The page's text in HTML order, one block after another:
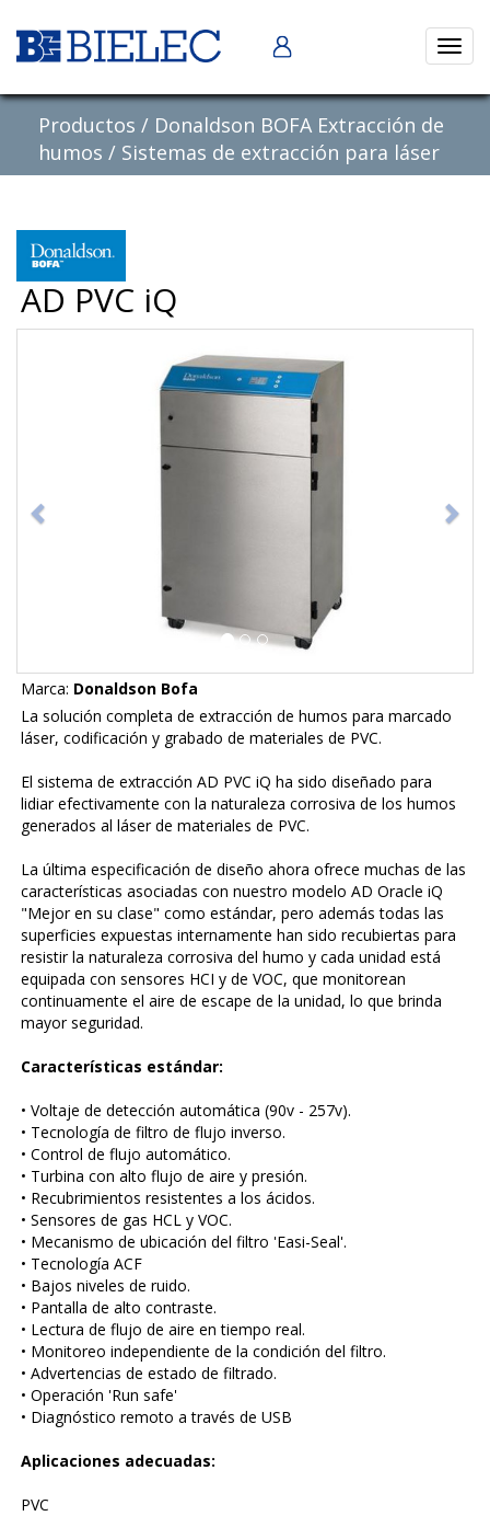
Abrir
Productos / Donaldson BOFA Extracción de
humos / Sistemas de extracción para láser
AD PVC iQ
Marca: Donaldson Bofa
La solución completa de extracción de humos para marcado
láser, codificación y grabado de materiales de PVC.
El sistema de extracción AD PVC iQ ha sido diseñado para
lidiar efectivamente con la naturaleza corrosiva de los humos
generados al láser de materiales de PVC.
La última especificación de diseño ahora ofrece muchas de las
características asociadas con nuestro modelo AD Oracle iQ
"Mejor en su clase" como estándar, pero además todas las
superficies expuestas internamente han sido recubiertas para
resistir la naturaleza corrosiva del humo y cada unidad está
equipada con sensores HCI y de VOC, que monitorean
continuamente el aire de escape de la unidad, lo que brinda
mayor seguridad.
Características estándar:
• Voltaje de detección automática (90v - 257v).
• Tecnología de filtro de flujo inverso.
• Control de flujo automático.
• Turbina con alto flujo de aire y presión.
• Recubrimientos resistentes a los ácidos.
• Sensores de gas HCL y VOC.
• Mecanismo de ubicación del filtro 'Easi-Seal'.
• Tecnología ACF
• Bajos niveles de ruido.
• Pantalla de alto contraste.
• Lectura de flujo de aire en tiempo real.
• Monitoreo independiente de la condición del filtro.
• Advertencias de estado de filtrado.
• Operación 'Run safe'
• Diagnóstico remoto a través de USB
Aplicaciones adecuadas:
PVC